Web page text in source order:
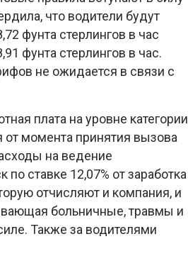
что водители будут
фунта стерлингов в час
фунта стерлингов в час.
не ожидается в связи с
плата на уровне категории
от момента принятия вызова
на ведение
ставке 12,07% от заработка
отчисляют и компания, и
больничные, травмы и
Также за водителями